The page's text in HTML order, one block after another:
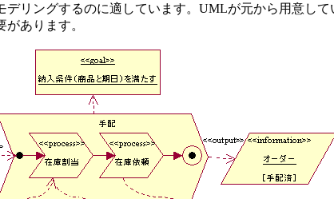
リングするのに適しています。UMLが元から用意し
あります。